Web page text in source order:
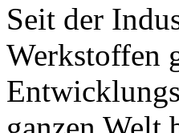
Seit der
Werkstoffen